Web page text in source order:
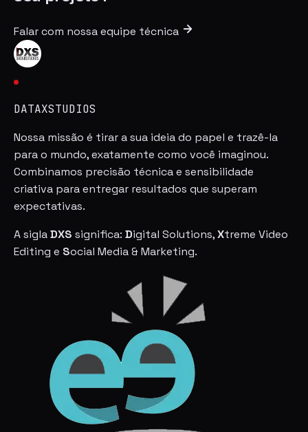
Falar com nossa equipe técnica
DATAXSTUDIOS
Nossa missão é tirar a sua ideia do papel e trazê-la
para o mundo, exatamente como você imaginou.
Combinamos precisão técnica e sensibilidade
criativa para entregar resultados que superam
expectativas.
A siglaDXS significa: Digital Solutions,Xtreme Video
Editing e Social Media & Marketing.